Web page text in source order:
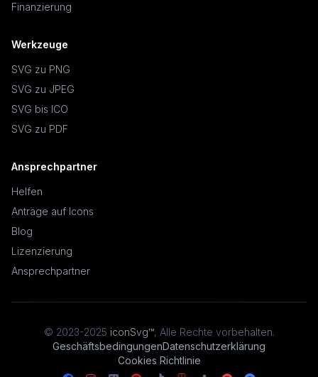
Finanzierung
Werkzeuge
SVG zu PNG
SVG zu JPEG
SVG bis ICO
SVG zu PDF
Ansprechpartner
Helfen
Anträge auf Icons
Blog
Lizenzierung
Ansprechpartner
© 2023-2025 iconSvg™, Alle Rechte vorbehalten.
GeschäftsbedingungenDatenschutzerklärung
Cookies Richtlinie